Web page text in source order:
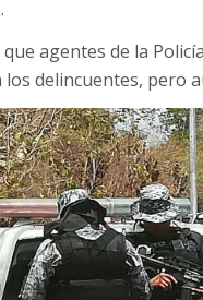
que agentes de la
delincuentes, pero